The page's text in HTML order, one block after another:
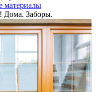
материалы
Дома. Заборы.